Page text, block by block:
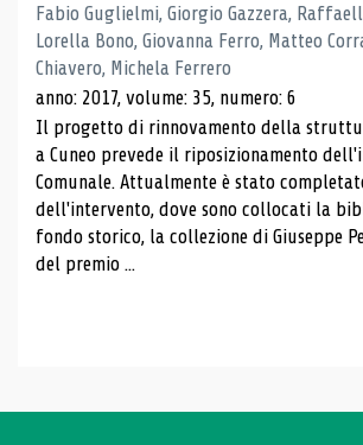
Fabio Guglielmi, Giorgio Gazzera,
Lorella Bono, Giovanna Ferro, Matteo
Chiavero, Michela Ferrero
anno: 2017, volume: 35, numero: 6
Il progetto di rinnovamento della
a Cuneo prevede il riposizionamento
Comunale. Attualmente è stato
dell'intervento, dove sono collocati la
fondo storico, la collezione di Giuseppe
del premio ...